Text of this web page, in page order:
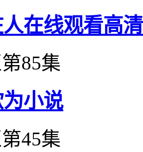
在线观看高清
85集
小说
45集